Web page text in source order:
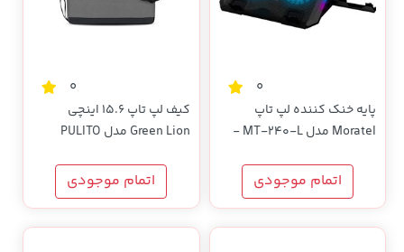
0
پایه خنک کننده لپ تاپ
Moratel مدل MT-240-L -
اتمام موجودی
0
کیف لپ تاپ 15.6 اینچی
Green Lion مدل PULITO
اتمام موجودی